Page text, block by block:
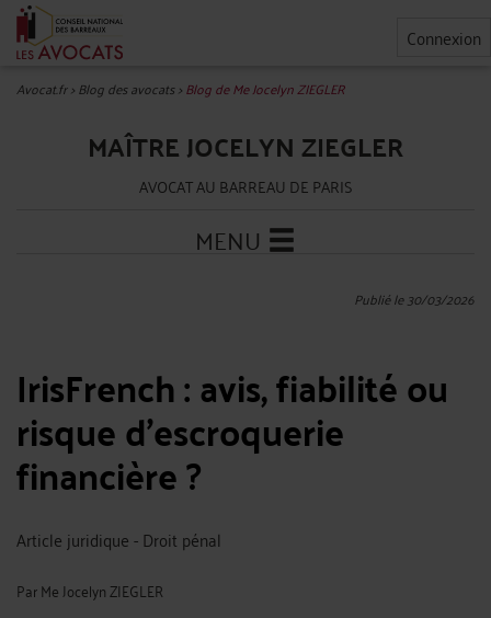
Connexion
Avocat.fr>Blog des avocats>Blog de Me Jocelyn ZIEGLER
MAÎTRE JOCELYN ZIEGLER
AVOCAT AU BARREAU DE PARIS
MENU
Publié le 30/03/2026
IrisFrench : avis, fiabilité ou
risque d’escroquerie
financière ?
Article juridique - Droit pénal
ParMe Jocelyn ZIEGLER